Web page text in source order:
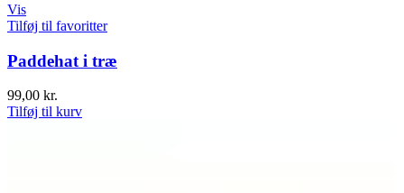
Vis
Tilføj til favoritter
Paddehat i træ
99,00 kr.
Tilføj til kurv